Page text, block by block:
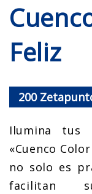
Feliz
200
Ilumina tus
«Cuenco
no solo es
facilitan